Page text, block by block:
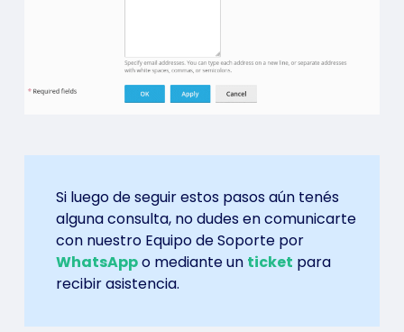
Si luego de seguir estos pasos aún tenés
alguna consulta, no dudes en comunicarte
con nuestro Equipo de Soporte por
WhatsAppo mediante un ticket para
recibir asistencia.